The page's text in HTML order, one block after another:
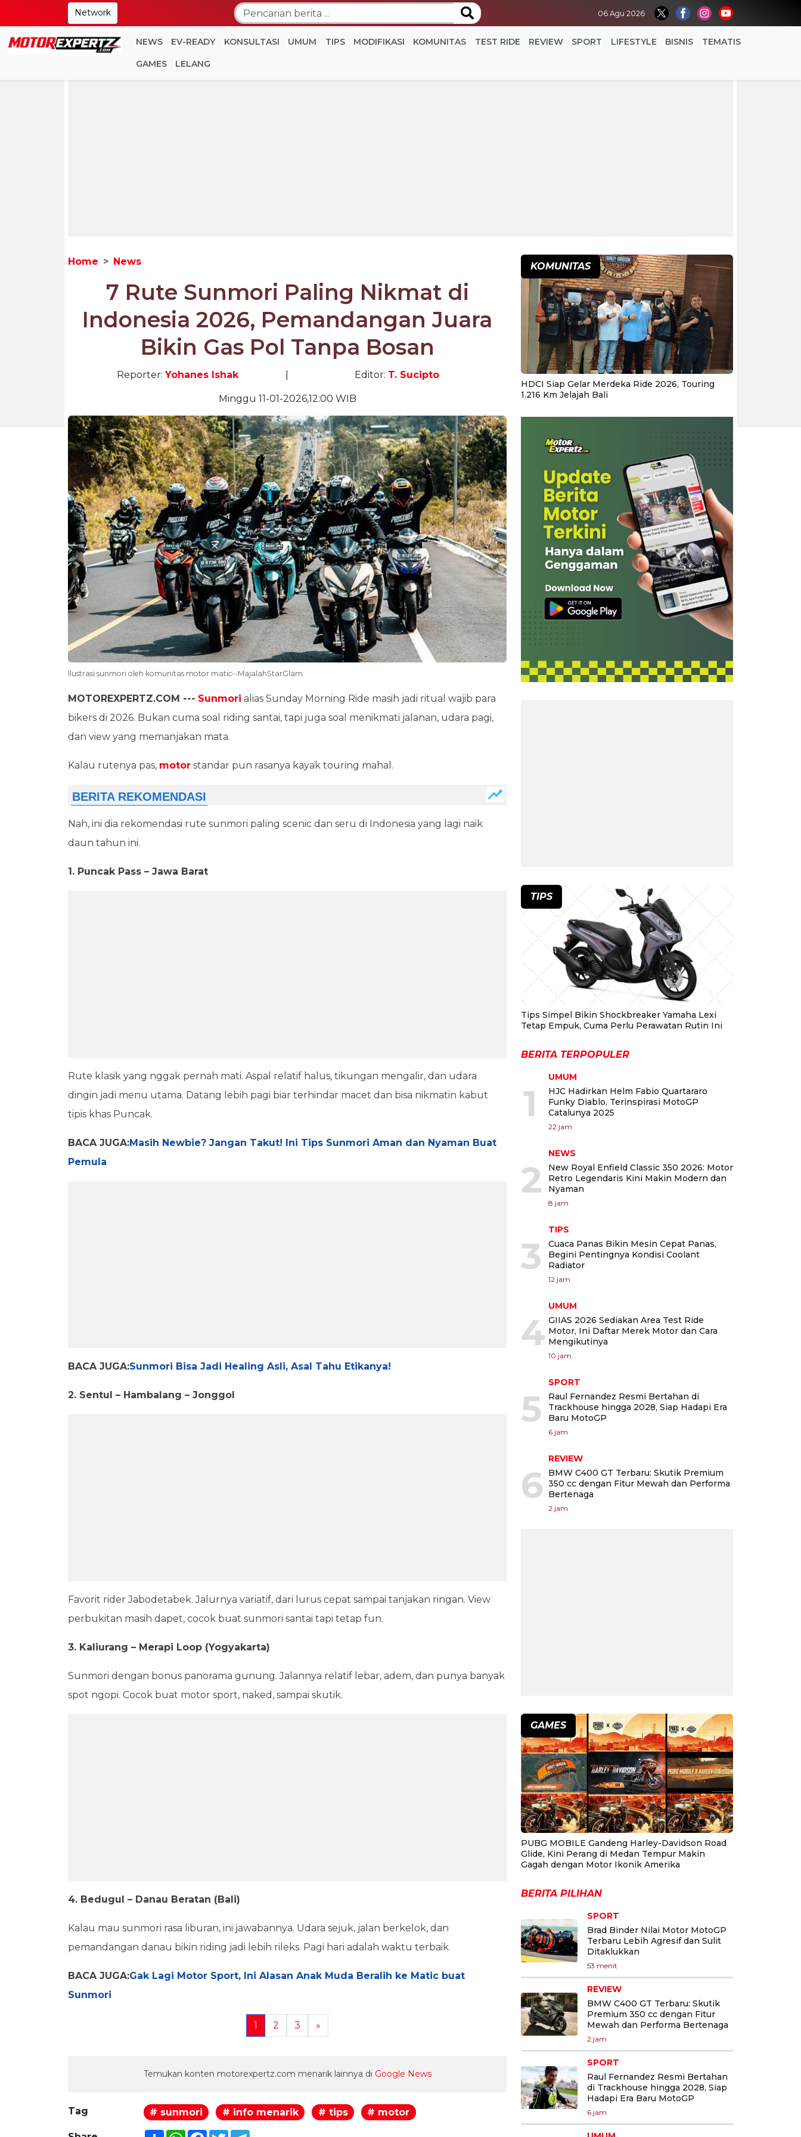
Network 06 Agu 2026
NEWS EV-READY KONSULTASI UMUM TIPS MODIFIKASI KOMUNITAS TEST RIDE REVIEW SPORT LIFESTYLE BISNIS TEMATIS
GAMES LELANG
Home News
7 Rute Sunmori Paling Nikmat di
Indonesia 2026, Pemandangan Juara
Bikin Gas Pol Tanpa Bosan
Reporter:Yohanes Ishak Editor: T. Sucipto
Minggu 11-01-2026,12:00 WIB
Ilustrasi sunmori oleh komunitas motor matic--MajalahStarGlam
MOTOREXPERTZ.COM --- Sunmori alias Sunday Morning Ride masih jadi ritual wajib para
bikers di 2026. Bukan cuma soal riding santai, tapi juga soal menikmati jalanan, udara pagi,
dan view yang memanjakan mata.
Kalau rutenya pas, motor standar pun rasanya kayak touring mahal.
Nah, ini dia rekomendasi rute sunmori paling scenic dan seru di Indonesia yang lagi naik
daun tahun ini.
1. Puncak Pass – Jawa Barat
Rute klasik yang nggak pernah mati. Aspal relatif halus, tikungan mengalir, dan udara
dingin jadi menu utama. Datang lebih pagi biar terhindar macet dan bisa nikmatin kabut
tipis khas Puncak.
BACA JUGA:Masih Newbie? Jangan Takut! Ini Tips Sunmori Aman dan Nyaman Buat
Pemula
BACA JUGA:Sunmori Bisa Jadi Healing Asli, Asal Tahu Etikanya!
2. Sentul – Hambalang – Jonggol
Favorit rider Jabodetabek. Jalurnya variatif, dari lurus cepat sampai tanjakan ringan. View
perbukitan masih dapet, cocok buat sunmori santai tapi tetap fun.
3. Kaliurang – Merapi Loop (Yogyakarta)
Sunmori dengan bonus panorama gunung. Jalannya relatif lebar, adem, dan punya banyak
spot ngopi. Cocok buat motor sport, naked, sampai skutik.
4. Bedugul – Danau Beratan (Bali)
Kalau mau sunmori rasa liburan, ini jawabannya. Udara sejuk, jalan berkelok, dan
pemandangan danau bikin riding jadi lebih rileks. Pagi hari adalah waktu terbaik.
BACA JUGA:Gak Lagi Motor Sport, Ini Alasan Anak Muda Beralih ke Matic buat
Sunmori
1 2 3 »
Temukan konten motorexpertz.com menarik lainnya di Google News
Tag # sunmori # info menarik # tips # motor
ShareWhatsApp
Facebook
TwitterTelegram
KOMUNITAS
HDCI Siap Gelar Merdeka Ride 2026, Touring
1.216 Km Jelajah Bali
TIPS
Tips Simpel Bikin Shockbreaker Yamaha Lexi
Tetap Empuk, Cuma Perlu Perawatan Rutin Ini
BERITA TERPOPULER
1
UMUM
HJC Hadirkan Helm Fabio Quartararo
Funky Diablo, Terinspirasi MotoGP
Catalunya 2025
22 jam
2
NEWS
New Royal Enfield Classic 350 2026: Motor
Retro Legendaris Kini Makin Modern dan
Nyaman
8 jam
3
TIPS
Cuaca Panas Bikin Mesin Cepat Panas,
Begini Pentingnya Kondisi Coolant
Radiator
12 jam
4
UMUM
GIIAS 2026 Sediakan Area Test Ride
Motor, Ini Daftar Merek Motor dan Cara
Mengikutinya
10 jam
5
SPORT
Raul Fernandez Resmi Bertahan di
Trackhouse hingga 2028, Siap Hadapi Era
Baru MotoGP
6 jam
6
REVIEW
BMW C400 GT Terbaru: Skutik Premium
350 cc dengan Fitur Mewah dan Performa
Bertenaga
2 jam
GAMES
PUBG MOBILE Gandeng Harley-Davidson Road
Glide, Kini Perang di Medan Tempur Makin
Gagah dengan Motor Ikonik Amerika
BERITA PILIHAN
SPORT
Brad Binder Nilai Motor MotoGP
Terbaru Lebih Agresif dan Sulit
Ditaklukkan
53 menit
REVIEW
BMW C400 GT Terbaru: Skutik
Premium 350 cc dengan Fitur
Mewah dan Performa Bertenaga
2 jam
SPORT
Raul Fernandez Resmi Bertahan
di Trackhouse hingga 2028, Siap
Hadapi Era Baru MotoGP
6 jam